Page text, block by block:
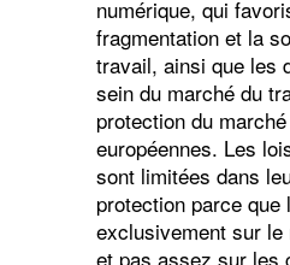
numérique, qui
fragmentation et la
travail, ainsi que les
sein du marché du
protection du
européennes. Les
sont limitées dans
protection parce que
exclusivement sur le
et pas assez sur les